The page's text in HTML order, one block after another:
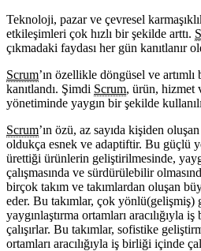
Teknoloji, pazar ve çevresel
etkileşimleri çok hızlı bir şekilde arttı.
çıkmadaki faydası her gün kanıtlanır
Scrum’ın özellikle döngüsel ve
kanıtlandı. Şimdi Scrum, ürün, hizmet
yönetiminde yaygın bir şekilde
Scrum’ın özü, az sayıda kişiden
oldukça esnek ve adaptiftir. Bu güçlü
ürettiği ürünlerin geliştirilmesinde,
çalışmasında ve sürdürülebilir
birçok takım ve takımlardan oluşan
eder. Bu takımlar, çok
yaygınlaştırma ortamları aracılığıyla
çalışırlar. Bu takımlar, sofistike
ortamları aracılığıyla iş birliği içinde